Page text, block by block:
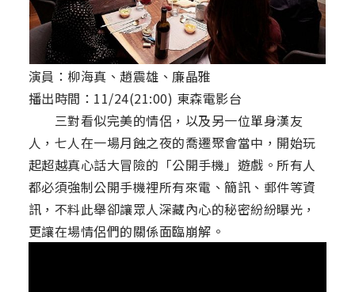
演員：柳海真、趙震雄、廉晶雅
播出時間：11/24(21:00) 東森電影台
三對看似完美的情侶，以及另一位單身漢友
人，七人在一場月蝕之夜的喬遷聚會當中，開始玩
起超越真心話大冒險的「公開手機」遊戲。所有人
都必須強制公開手機裡所有來電、簡訊、郵件等資
訊，不料此舉卻讓眾人深藏內心的秘密紛紛曝光，
更讓在場情侶們的關係面臨崩解。